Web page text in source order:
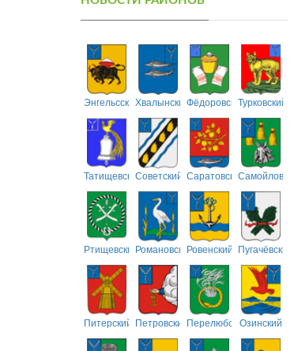
ЭнгельсскийХвалынскийФёдоровскийТурковский
ТатищевскийСоветский СаратовскийСамойловский
РтищевскийРомановскийРовенский Пугачёвский
Питерский ПетровскийПерелюбскийОзинский